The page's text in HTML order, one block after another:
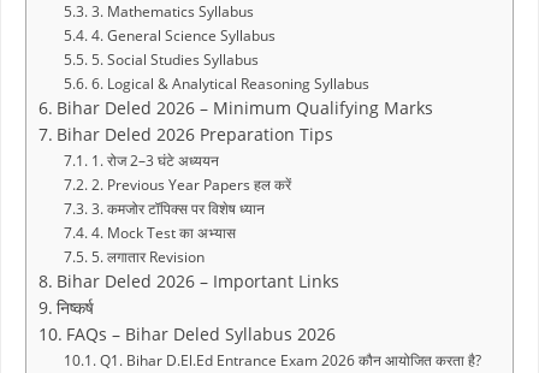
3. Mathematics Syllabus
4. General Science Syllabus
5. Social Studies Syllabus
6. Logical & Analytical Reasoning Syllabus
Bihar Deled 2026 – Minimum Qualifying Marks
Bihar Deled 2026 Preparation Tips
1. रोज 2–3 घंटे अध्ययन
2. Previous Year Papers हल करें
3. कमजोर टॉपिक्स पर विशेष ध्यान
4. Mock Test का अभ्यास
5. लगातार Revision
Bihar Deled 2026 – Important Links
निष्कर्ष
FAQs – Bihar Deled Syllabus 2026
Q1. Bihar D.El.Ed Entrance Exam 2026 कौन आयोजित करता है?